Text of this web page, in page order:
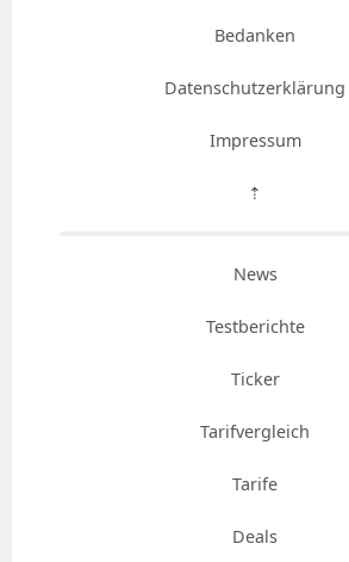
Bedanken
Datenschutzerklärung
Impressum
⇡
News
Testberichte
Ticker
Tarifvergleich
Tarife
Deals